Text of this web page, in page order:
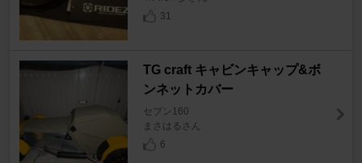
31
TG craft キャビンキャップ&ボ
ンネットカバー
セブン160
まさはるさん
6